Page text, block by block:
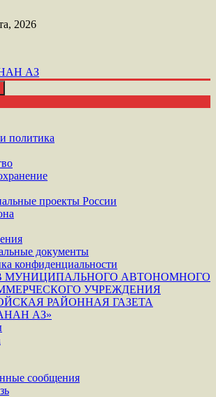
2026
ЛАМАНАН АЗ
ЛАМАНАН АЗ
политика
проекты России
документы
конфиденциальности
МУНИЦИПАЛЬНОГО АВТОНОМНОГО
УЧРЕЖДЕНИЯ
РАЙОННАЯ ГАЗЕТА
АЗ»
сообщения